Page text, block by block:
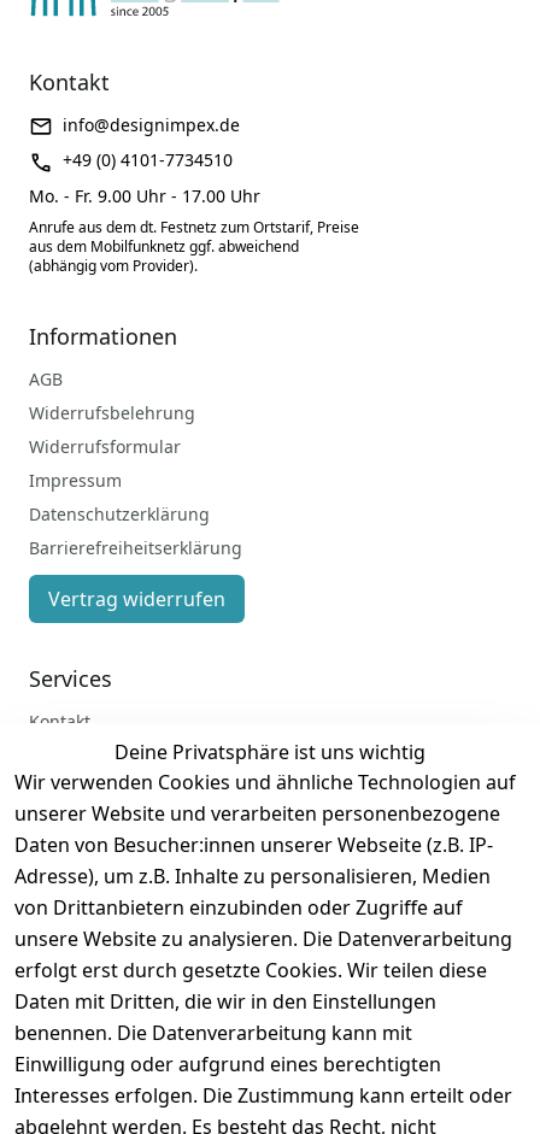
Deine Privatsphäre ist uns wichtig
Wir verwenden Cookies und ähnliche Technologien auf
unserer Website und verarbeiten personenbezogene
Daten von Besucher:innen unserer Webseite (z.B. IP-
Adresse), um z.B. Inhalte zu personalisieren, Medien
von Drittanbietern einzubinden oder Zugriffe auf
unsere Website zu analysieren. Die Datenverarbeitung
erfolgt erst durch gesetzte Cookies. Wir teilen diese
Daten mit Dritten, die wir in den Einstellungen
benennen. Die Datenverarbeitung kann mit
Einwilligung oder aufgrund eines berechtigten
Interesses erfolgen. Die Zustimmung kann erteilt oder
abgelehnt werden. Es besteht das Recht, nicht
Kontakt
info@designimpex.de
+49 (0) 4101-7734510
Mo. - Fr. 9.00 Uhr - 17.00 Uhr
Anrufe aus dem dt. Festnetz zum Ortstarif, Preise
aus dem Mobilfunknetz ggf. abweichend
(abhängig vom Provider).
Informationen
AGB
Widerrufsbelehrung
Widerrufsformular
Impressum
Datenschutzerklärung
Barrierefreiheitserklärung
Vertrag widerrufen
Services
Kontakt
Registrieren
Zahlung und Versand